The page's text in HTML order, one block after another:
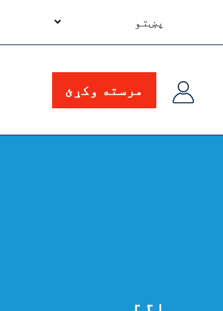
language
مرسته وکړئ